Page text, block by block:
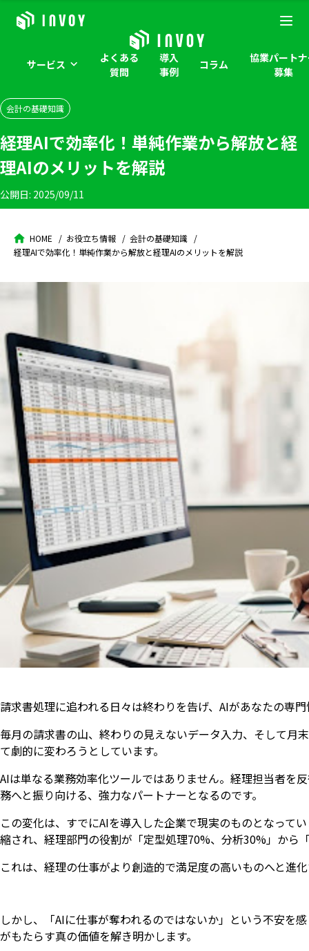
サービス
よくある
質問
導入
事例
コラム
協業パート
募集
会計の基礎知識
経理AIで効率化！単純作業から解放と経
理AIのメリットを解説
公開日: 2025/09/11
HOME お役立ち情報
会計の基礎知識
経理AIで効率化！単純作業から解放と経理AIのメリットを解説
請求書処理に追われる日々は終わりを告げ、AIがあなたの専
毎月の請求書の山、終わりの見えないデータ入力、そして月
て劇的に変わろうとしています。
AIは単なる業務効率化ツールではありません。経理担当者を
務へと振り向ける、強力なパートナーとなるのです。
この変化は、すでにAIを導入した企業で現実のものとなって
縮され、経理部門の役割が「定型処理70%、分析30%」から
これは、経理の仕事がより創造的で満足度の高いものへと進
しかし、「AIに仕事が奪われるのではないか」という不安を
がもたらす真の価値を解き明かします。